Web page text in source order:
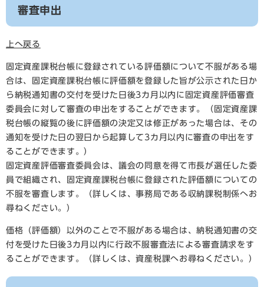
審査申出
上へ戻る
固定資産課税台帳に登録されている評価額について不服がある場
合は、固定資産課税台帳に評価額を登録した旨が公示された日か
ら納税通知書の交付を受けた日後3カ月以内に固定資産評価審査
委員会に対して審査の申出をすることができます。（固定資産課
税台帳の縦覧の後に評価額の決定又は修正があった場合は、その
通知を受けた日の翌日から起算して3カ月以内に審査の申出をす
ることができます。）
固定資産評価審査委員会は、議会の同意を得て市長が選任した委
員で組織され、固定資産課税台帳に登録された評価額についての
不服を審査します。（詳しくは、事務局である収納課税制係へお
尋ねください。）
価格（評価額）以外のことで不服がある場合は、納税通知書の交
付を受けた日後3カ月以内に行政不服審査法による審査請求をす
ることができます。（詳しくは、資産税課へお尋ねください。）